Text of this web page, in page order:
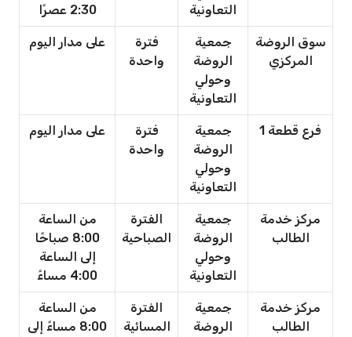
التعاونية
2:30 عصرًا
سوق الروضة
المركزي
جمعية
الروضة
وحولي
التعاونية
فترة
واحدة
على مدار اليوم
فرع قطعة 1
جمعية
الروضة
وحولي
التعاونية
فترة
واحدة
على مدار اليوم
مركز خدمة
الطالب
جمعية
الروضة
وحولي
التعاونية
الفترة
الصباحية
من الساعة
8:00 صباحًا
إلى الساعة
4:00 مساءً
مركز خدمة
الطالب
جمعية
الروضة
الفترة
المسائية
من الساعة
8:00 مساءً إلى